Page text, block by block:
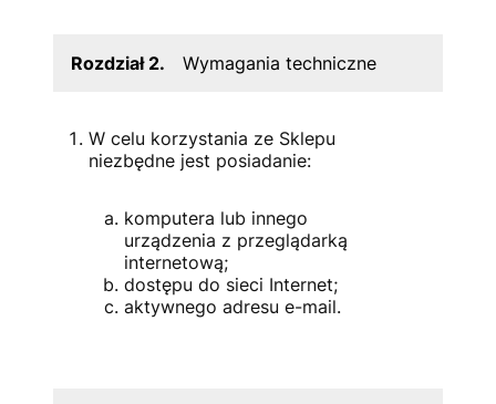
Rozdział 2. Wymagania techniczne
W celu korzystania ze Sklepu
niezbędne jest posiadanie:
komputera lub innego
urządzenia z przeglądarką
internetową;
dostępu do sieci Internet;
aktywnego adresu e-mail.